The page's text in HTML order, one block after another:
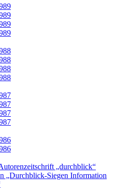
„durchblick“
„Durchblick-Siegen Information